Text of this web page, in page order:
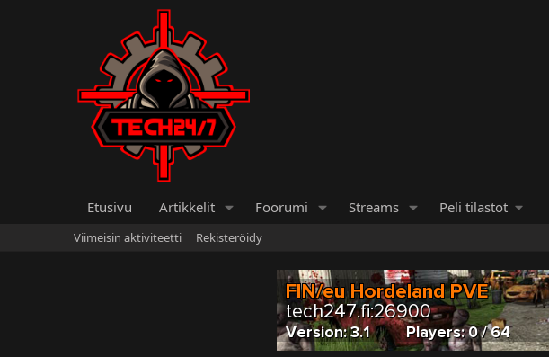
Etusivu Artikkelit Foorumi Streams Peli tilastot
Viimeisin aktiviteetti Rekisteröidy